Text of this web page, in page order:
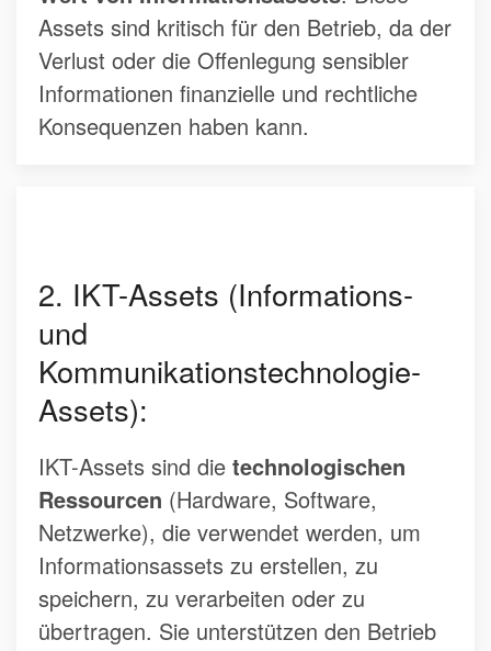
Assets sind kritisch für den Betrieb, da der
Verlust oder die Offenlegung sensibler
Informationen finanzielle und rechtliche
Konsequenzen haben kann.
2. IKT-Assets (Informations-
und
Kommunikationstechnologie-
Assets):
IKT-Assets sind die technologischen
Ressourcen (Hardware, Software,
Netzwerke), die verwendet werden, um
Informationsassets zu erstellen, zu
speichern, zu verarbeiten oder zu
übertragen. Sie unterstützen den Betrieb